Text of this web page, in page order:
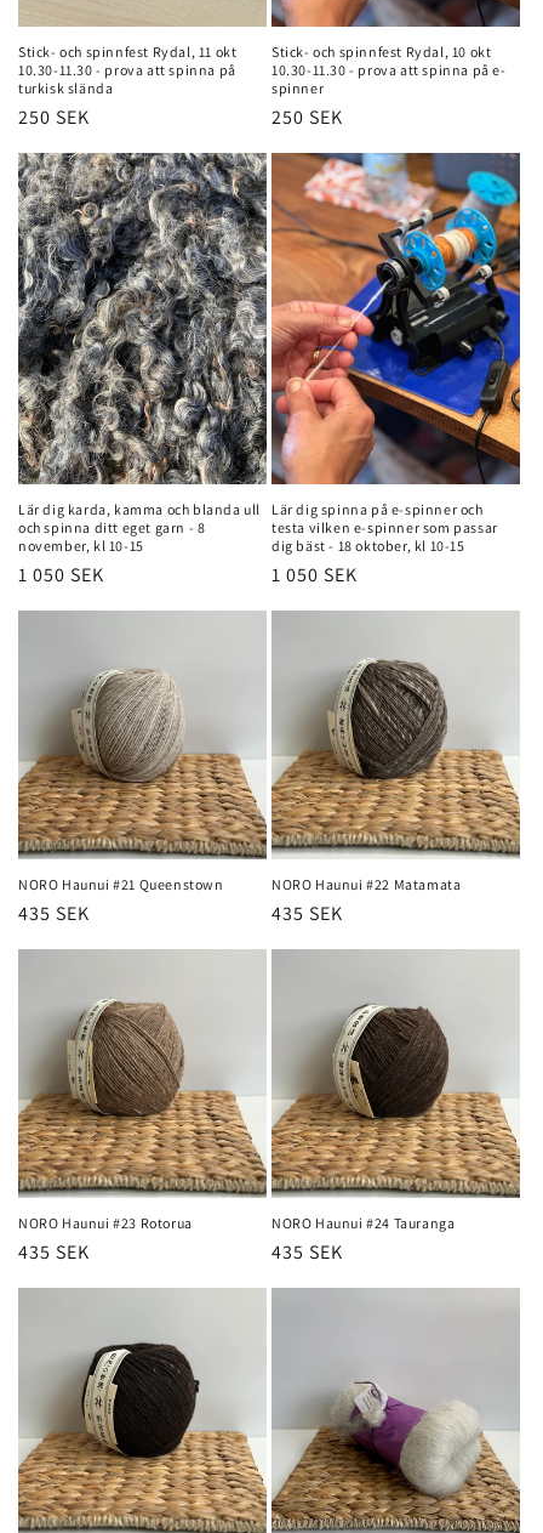
Stick- och spinnfest Rydal, 11 okt
10.30-11.30 - prova att spinna på
turkisk slända
Regular
250 SEK
Stick- och spinnfest Rydal, 10 okt
10.30-11.30 - prova att spinna på e-
spinner
Regular
250 SEK
Lär dig karda, kamma och blanda ull
och spinna ditt eget garn - 8
november, kl 10-15
Regular
1 050 SEK
Lär dig spinna på e-spinner och
testa vilken e-spinner som passar
dig bäst - 18 oktober, kl 10-15
Regular
1 050 SEK
NORO Haunui #21 Queenstown
Regular
435 SEK
NORO Haunui #22 Matamata
Regular
435 SEK
NORO Haunui #23 Rotorua
Regular
435 SEK
NORO Haunui #24 Tauranga
Regular
435 SEK